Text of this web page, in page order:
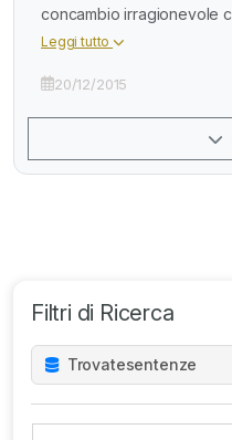
Filtri di Ricerca
Trovatesentenze
concambio irragionevole
Leggi tutto
20/12/2015